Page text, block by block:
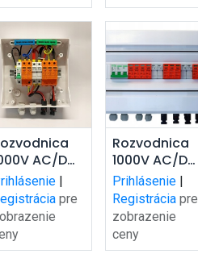
Pridať do
košíka
AC/DC
1F |
pre
Pridať do
košíka
Rozvodnica
1000V AC/DC
2 stringi 3F
MC4
Prihlásenie|
Registrácia pre
zobrazenie
ceny